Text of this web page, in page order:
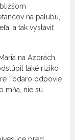
na palubu,
a tak vystaviť
na Azorách,
také riziko
Todaro odpovie
mňa, nie sú